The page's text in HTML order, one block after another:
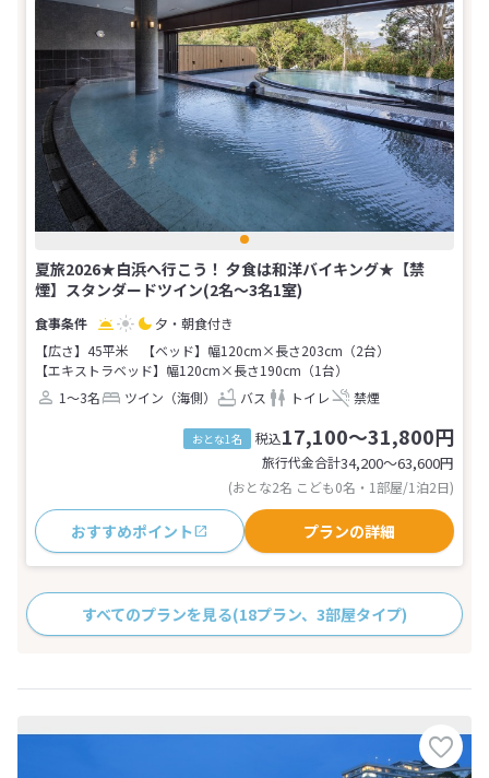
夏旅2026★白浜へ行こう！ 夕食は和洋バイキング★【禁
煙】スタンダードツイン(2名～3名1室)
夕・朝食付き
【広さ】45平米
【ベッド】幅120cm×長さ203cm（2台）
【エキストラベッド】幅120cm×長さ190cm（1台）
1～3名
ツイン（海側） バス トイレ 禁煙
おとな1名 税込17,100～31,800円
旅行代金合計34,200〜63,600円
(おとな2名 こども0名・1部屋/1泊2日)
おすすめポイント プランの詳細
すべてのプランを見る(18プラン、3部屋タイプ)